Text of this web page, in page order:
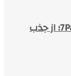
خدمات شبکه‌های اجتماعی 7Panel؛ از جذب